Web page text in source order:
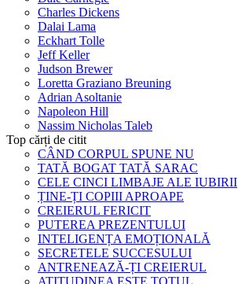
Charles Dickens
Dalai Lama
Eckhart Tolle
Jeff Keller
Judson Brewer
Loretta Graziano Breuning
Adrian Asoltanie
Napoleon Hill
Nassim Nicholas Taleb
Top cărți de citit
CÂND CORPUL SPUNE NU
TATĂ BOGAT TATĂ SARAC
CELE CINCI LIMBAJE ALE IUBIRII
ȚINE-ȚI COPIII APROAPE
CREIERUL FERICIT
PUTEREA PREZENTULUI
INTELIGENȚA EMOȚIONALĂ
SECRETELE SUCCESULUI
ANTRENEAZĂ-ȚI CREIERUL